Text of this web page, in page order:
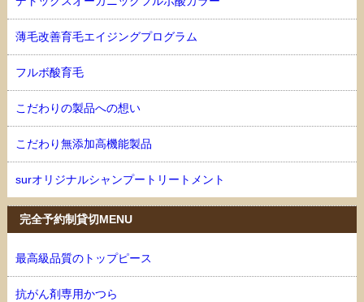
薄毛改善育毛エイジングプログラム
フルボ酸育毛
こだわりの製品への想い
こだわり無添加高機能製品
surオリジナルシャンプートリートメント
完全予約制貸切MENU
最高級品質のトップピース
抗がん剤専用かつら